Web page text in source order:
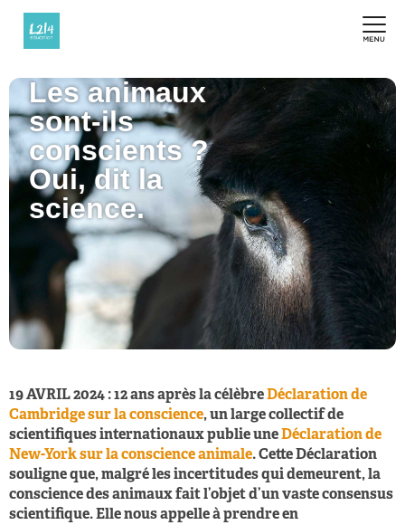
Les animaux
sont-ils
conscients ?
Oui, dit la
science.
19 AVRIL 2024 : 12 ans après la célèbreDéclaration de
Cambridge sur la conscience, un large collectif de
scientifiques internationaux publie uneDéclaration de
New-York sur la conscience animale. Cette Déclaration
souligne que, malgré les incertitudes qui demeurent, la
conscience des animaux fait l’objet d’un vaste consensus
scientifique. Elle nous appelle à prendre en